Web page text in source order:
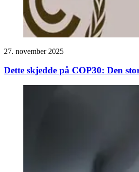
27. november 2025
Dette skjedde på COP30: Den